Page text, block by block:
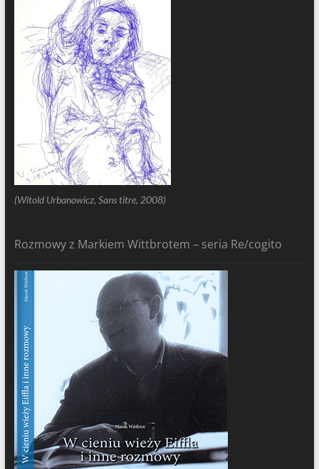
(Witold Urbanowicz, Sans titre, 2008)
Rozmowy z Markiem Wittbrotem – seria Re/cogito